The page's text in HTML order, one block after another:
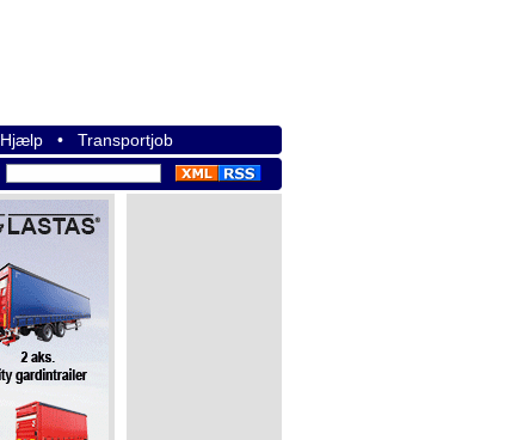
Hjælp • Transportjob